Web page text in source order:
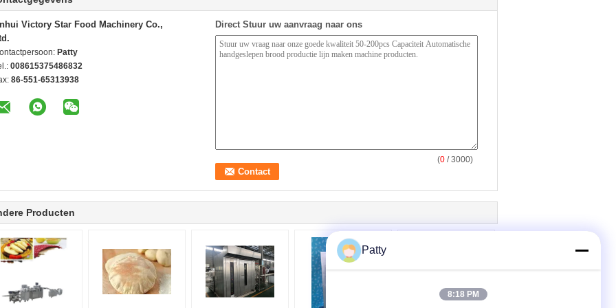
Victory Star Food Machinery Co.,
Patty
008615375486832
86-551-65313938
Direct Stuur uw aanvraag naar ons
(0 / 3000)
Producten
Patty
8:18 PM